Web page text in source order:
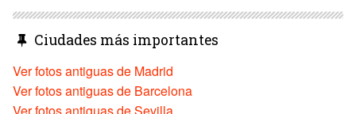
Ciudades más importantes
Ver fotos antiguas de Madrid
Ver fotos antiguas de Barcelona